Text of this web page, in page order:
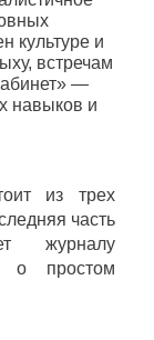
культуре и
встречам
—
навыков и
из трех
часть
журналу
простом